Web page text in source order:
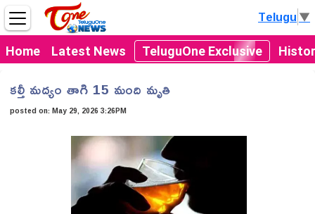
Home Latest News TeluguOne Exclusive
Telugu▼
కల్తీ మద్యం తాగి 15 మంది మృతి
posted on:May 29, 2026 3:26PM